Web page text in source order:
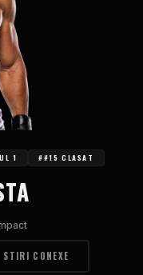
1 ##15 CLASAT
STIRI CONEXE